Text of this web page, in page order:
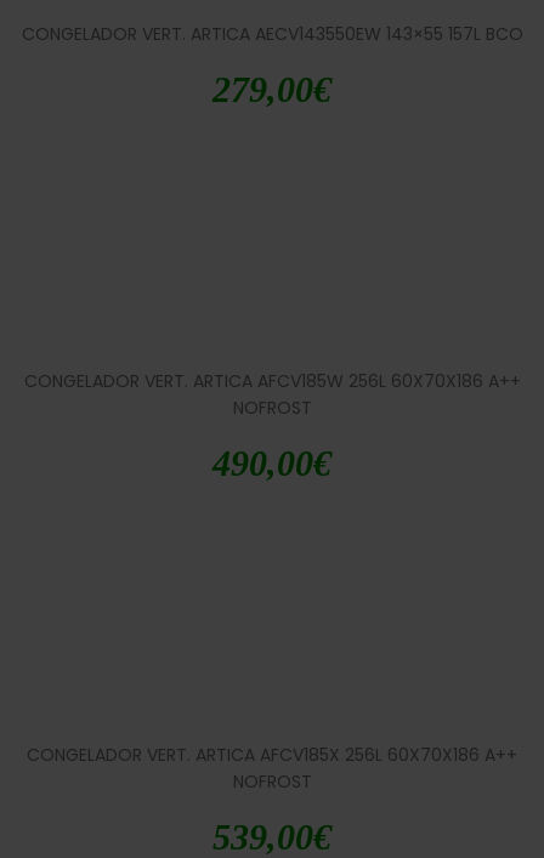
CONGELADOR VERT. ARTICA AECV143550EW 143×55 157L BCO
279,00€
CONGELADOR VERT. ARTICA AFCV185W 256L 60X70X186 A++
NOFROST
490,00€
CONGELADOR VERT. ARTICA AFCV185X 256L 60X70X186 A++
NOFROST
539,00€